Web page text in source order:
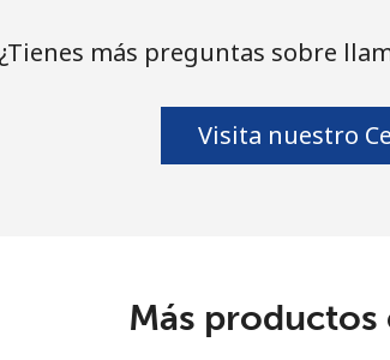
¿Tienes más preguntas sobre
Visita nuestro
Más